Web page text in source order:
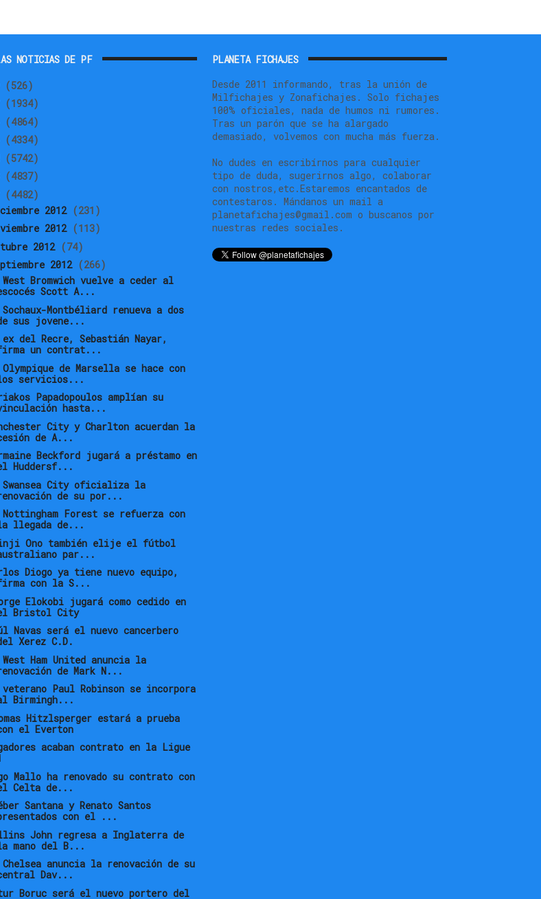
NOTICIAS DE PF
(526)
(1934)
(4864)
(4334)
(5742)
(4837)
(4482)
2012 (231)
2012 (113)
2012 (74)
2012 (266)
Bromwich vuelve a ceder al
Scott A...
Montbéliard renueva a dos
sus jovene...
del Recre, Sebastián Nayar,
un contrat...
de Marsella se hace con
servicios...
Papadopoulos amplían su
hasta...
City y Charlton acuerdan la
de A...
Beckford jugará a préstamo en
Huddersf...
City oficializa la
de su por...
Forest se refuerza con
llegada de...
Ono también elije el fútbol
par...
Diogo ya tiene nuevo equipo,
con la S...
Elokobi jugará como cedido en
Bristol City
Navas será el nuevo cancerbero
Xerez C.D.
Ham United anuncia la
de Mark N...
Paul Robinson se incorpora
Birmingh...
Hitzlsperger estará a prueba
el Everton
acaban contrato en la Ligue
Mallo ha renovado su contrato con
Celta de...
Santana y Renato Santos
con el ...
John regresa a Inglaterra de
mano del B...
anuncia la renovación de su
Dav...
Boruc será el nuevo portero del
PLANETA FICHAJES
Desde 2011 informando, tras la unión de
Milfichajes y Zonafichajes. Solo fichajes
100% oficiales, nada de humos ni rumores.
Tras un parón que se ha alargado
demasiado, volvemos con mucha más fuerza.
No dudes en escribírnos para cualquier
tipo de duda, sugerirnos algo, colaborar
con nostros,etc.Estaremos encantados de
contestaros. Mándanos un mail a
planetafichajes@gmail.com o buscanos por
nuestras redes sociales.